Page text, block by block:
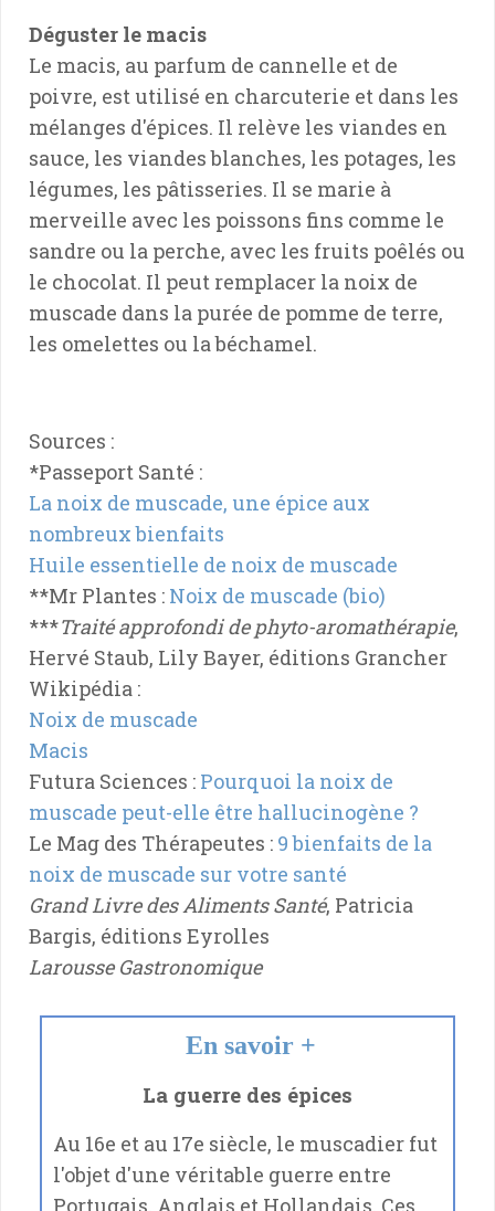
Déguster le macis
Le macis, au parfum de cannelle et de
poivre, est utilisé en charcuterie et dans les
mélanges d'épices. Il relève les viandes en
sauce, les viandes blanches, les potages, les
légumes, les pâtisseries. Il se marie à
merveille avec les poissons fins comme le
sandre ou la perche, avec les fruits poêlés ou
le chocolat. Il peut remplacer la noix de
muscade dans la purée de pomme de terre,
les omelettes ou la béchamel.
Sources :
*Passeport Santé :
La noix de muscade, une épice aux
nombreux bienfaits
Huile essentielle de noix de muscade
**Mr Plantes : Noix de muscade (bio)
***Traité approfondi de phyto-aromathérapie,
Hervé Staub, Lily Bayer, éditions Grancher
Wikipédia :
Noix de muscade
Macis
Futura Sciences : Pourquoi la noix de
muscade peut-elle être hallucinogène ?
Le Mag des Thérapeutes : 9 bienfaits de la
noix de muscade sur votre santé
Grand Livre des Aliments Santé, Patricia
Bargis, éditions Eyrolles
Larousse Gastronomique
En savoir +
La guerre des épices
Au 16e et au 17e siècle, le muscadier fut
l'objet d'une véritable guerre entre
Portugais, Anglais et Hollandais. Ces